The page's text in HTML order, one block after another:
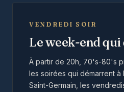
VENDREDI SOIR
Le week-end
À partir de 20h, 70's-80's
les soirées qui démarrent à
Saint-Germain, les